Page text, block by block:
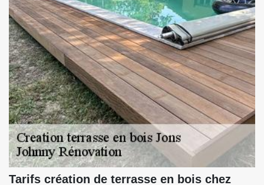
Tarifs création de terrasse en bois chez